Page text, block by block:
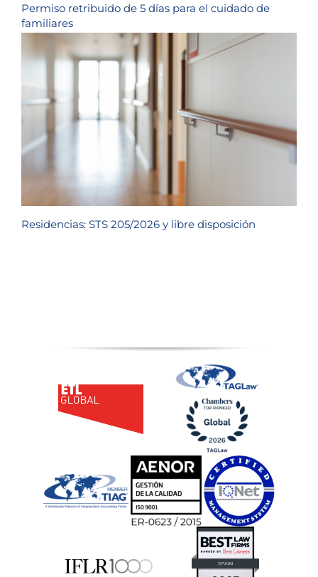
Permiso retribuido de 5 días para el cuidado de
familiares
Residencias: STS 205/2026 y libre disposición